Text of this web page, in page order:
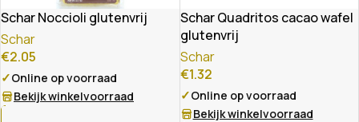
Schar Noccioli glutenvrij
Schar
€2.05
✓Online op voorraad
Bekijk winkelvoorraad
Schar Quadritos cacao wafel
glutenvrij
Schar
€1.32
✓Online op voorraad
Bekijk winkelvoorraad